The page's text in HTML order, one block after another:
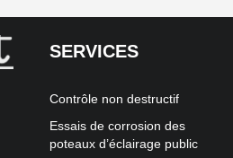
SERVICES
Contrôle non destructif
Essais de corrosion des
poteaux d’éclairage public